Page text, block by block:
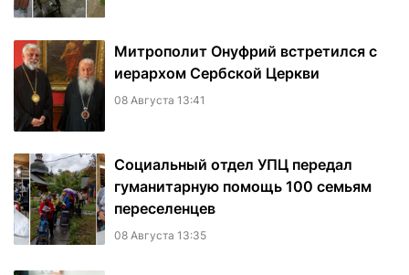
Митрополит Онуфрий встретился с
иерархом Сербской Церкви
08 Августа 13:41
Социальный отдел УПЦ передал
гуманитарную помощь 100 семьям
переселенцев
08 Августа 13:35